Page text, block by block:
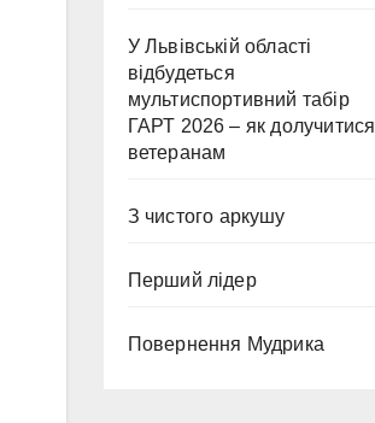
У Львівській області
відбудеться
мультиспортивний табір
ГАРТ 2026 – як долучитися
ветеранам
З чистого аркушу
Перший лідер
Повернення Мудрика